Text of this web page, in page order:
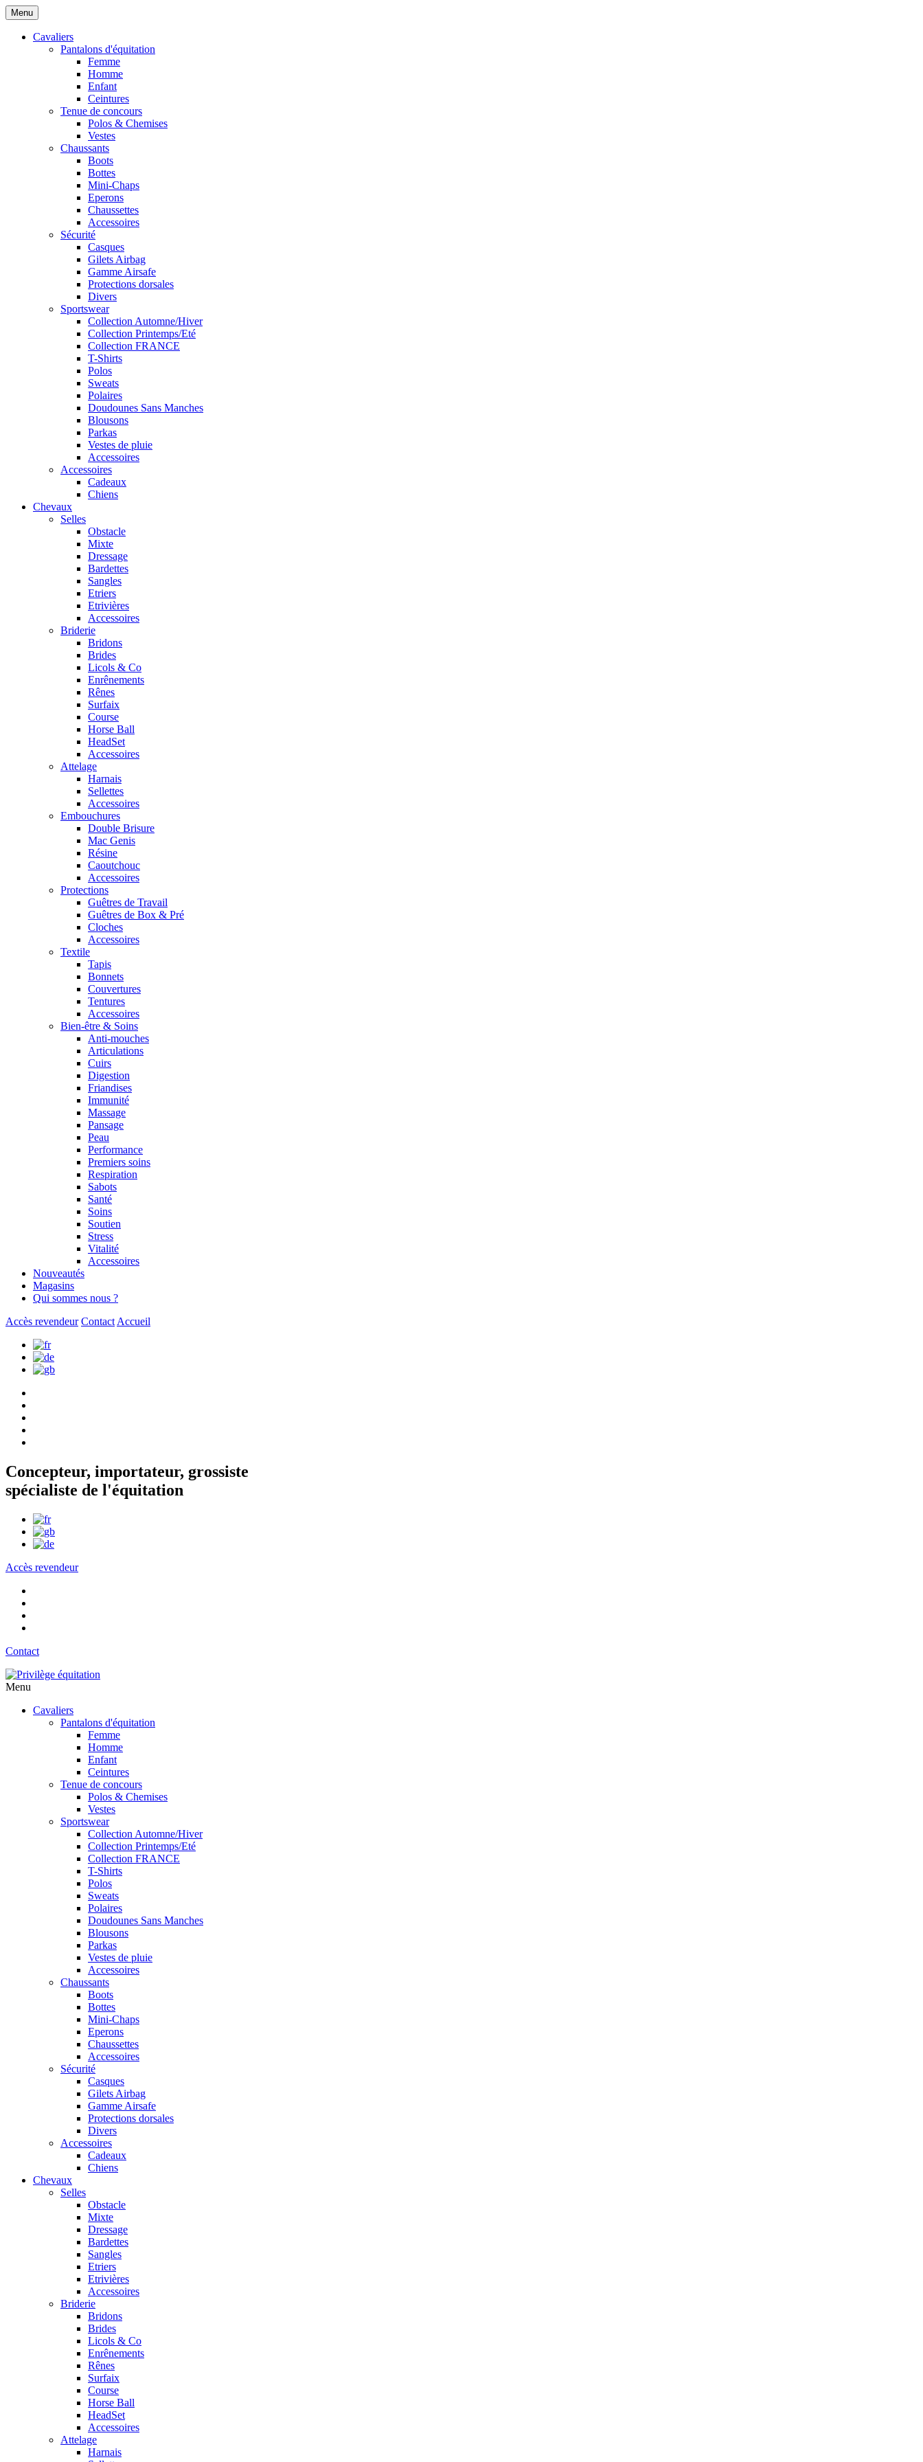
Menu
Cavaliers
Pantalons d'équitation
Femme
Homme
Enfant
Ceintures
Tenue de concours
Polos & Chemises
Vestes
Chaussants
Boots
Bottes
Mini-Chaps
Eperons
Chaussettes
Accessoires
Sécurité
Casques
Gilets Airbag
Gamme Airsafe
Protections dorsales
Divers
Sportswear
Collection Automne/Hiver
Collection Printemps/Eté
Collection FRANCE
T-Shirts
Polos
Sweats
Polaires
Doudounes Sans Manches
Blousons
Parkas
Vestes de pluie
Accessoires
Accessoires
Cadeaux
Chiens
Chevaux
Selles
Obstacle
Mixte
Dressage
Bardettes
Sangles
Etriers
Etrivières
Accessoires
Briderie
Bridons
Brides
Licols & Co
Enrênements
Rênes
Surfaix
Course
Horse Ball
HeadSet
Accessoires
Attelage
Harnais
Sellettes
Accessoires
Embouchures
Double Brisure
Mac Genis
Résine
Caoutchouc
Accessoires
Protections
Guêtres de Travail
Guêtres de Box & Pré
Cloches
Accessoires
Textile
Tapis
Bonnets
Couvertures
Tentures
Accessoires
Bien-être & Soins
Anti-mouches
Articulations
Cuirs
Digestion
Friandises
Immunité
Massage
Pansage
Peau
Performance
Premiers soins
Respiration
Sabots
Santé
Soins
Soutien
Stress
Vitalité
Accessoires
Nouveautés
Magasins
Qui sommes nous ?
Accès revendeur Contact Accueil
Concepteur, importateur, grossiste
spécialiste de l'équitation
Accès revendeur
Contact
Menu
Cavaliers
Pantalons d'équitation
Femme
Homme
Enfant
Ceintures
Tenue de concours
Polos & Chemises
Vestes
Sportswear
Collection Automne/Hiver
Collection Printemps/Eté
Collection FRANCE
T-Shirts
Polos
Sweats
Polaires
Doudounes Sans Manches
Blousons
Parkas
Vestes de pluie
Accessoires
Chaussants
Boots
Bottes
Mini-Chaps
Eperons
Chaussettes
Accessoires
Sécurité
Casques
Gilets Airbag
Gamme Airsafe
Protections dorsales
Divers
Accessoires
Cadeaux
Chiens
Chevaux
Selles
Obstacle
Mixte
Dressage
Bardettes
Sangles
Etriers
Etrivières
Accessoires
Briderie
Bridons
Brides
Licols & Co
Enrênements
Rênes
Surfaix
Course
Horse Ball
HeadSet
Accessoires
Attelage
Harnais